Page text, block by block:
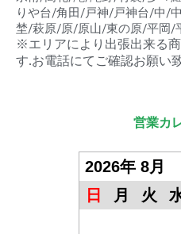
りや台/角田/戸神/戸神台/中/
埜/萩原/原/原山/東の原/平岡/
※エリアにより出張出来る
す.お電話にてご確認お願い
営業カ
2026年 8月
日
月 火